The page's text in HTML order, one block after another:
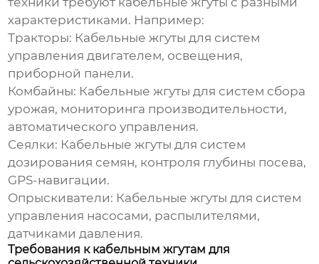
характеристиками. Например:
Тракторы: Кабельные жгуты для систем
управления двигателем, освещения,
приборной панели.
Комбайны: Кабельные жгуты для систем сбора
урожая, мониторинга производительности,
автоматического управления.
Сеялки: Кабельные жгуты для систем
дозирования семян, контроля глубины посева,
GPS-навигации.
Опрыскиватели: Кабельные жгуты для систем
управления насосами, распылителями,
датчиками давления.
Требования к кабельным жгутам для